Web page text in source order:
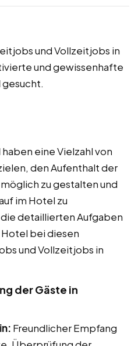
und Vollzeitjobs in
und gewissenhafte
eine Vielzahl von
den Aufenthalt der
zu gestalten und
im Hotel zu
detaillierten Aufgaben
bei diesen
und Vollzeitjobs in
der Gäste in
Freundlicher Empfang